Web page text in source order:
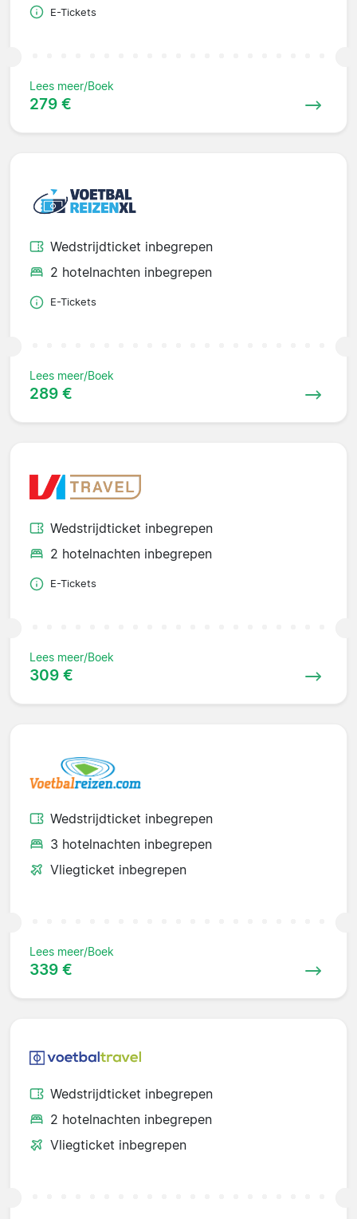
E-Tickets
Lees meer/Boek
279 €
Wedstrijdticket inbegrepen
2 hotelnachten inbegrepen
E-Tickets
Lees meer/Boek
289 €
Wedstrijdticket inbegrepen
2 hotelnachten inbegrepen
E-Tickets
Lees meer/Boek
309 €
Wedstrijdticket inbegrepen
3 hotelnachten inbegrepen
Vliegticket inbegrepen
Lees meer/Boek
339 €
Wedstrijdticket inbegrepen
2 hotelnachten inbegrepen
Vliegticket inbegrepen